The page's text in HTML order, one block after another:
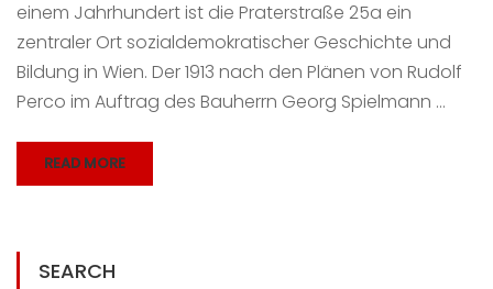
einem Jahrhundert ist die Praterstraße 25a ein
zentraler Ort sozialdemokratischer Geschichte und
Bildung in Wien. Der 1913 nach den Plänen von Rudolf
Perco im Auftrag des Bauherrn Georg Spielmann …
READ MORE
SEARCH